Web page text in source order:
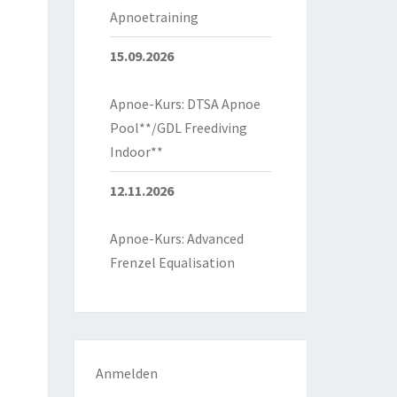
Apnoetraining
15.09.2026
Apnoe-Kurs: DTSA Apnoe
Pool**/GDL Freediving
Indoor**
12.11.2026
Apnoe-Kurs: Advanced
Frenzel Equalisation
Anmelden